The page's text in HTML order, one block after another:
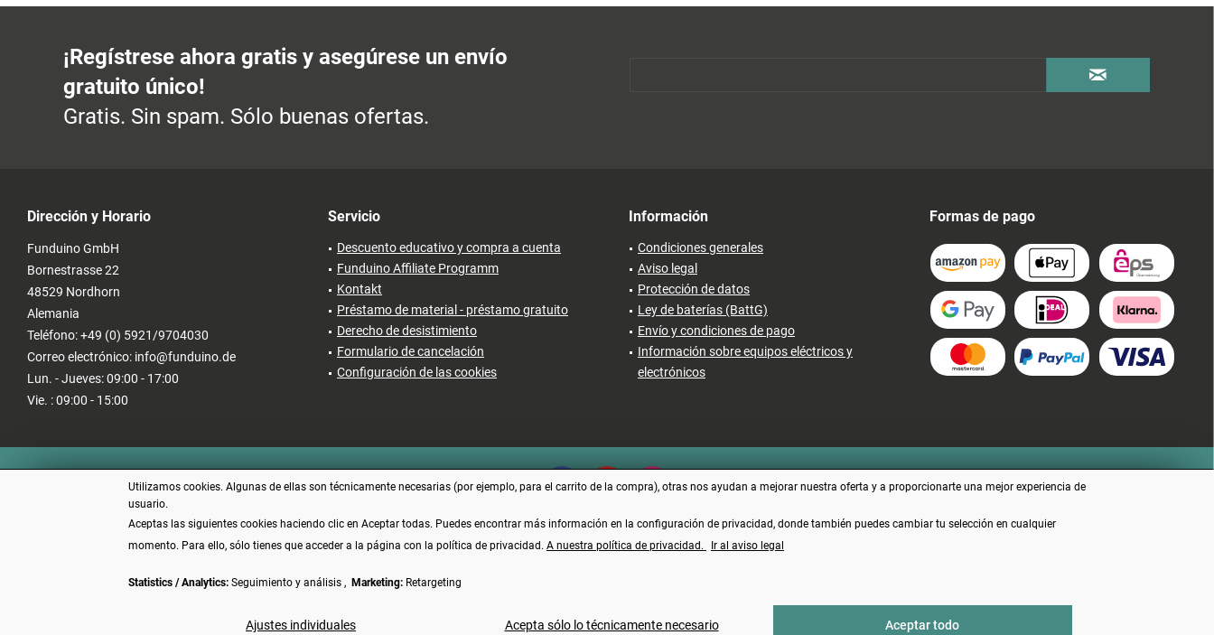
¡Regístrese ahora gratis y asegúrese un envío
gratuito único!
Gratis. Sin spam. Sólo buenas ofertas.
Dirección y Horario
Funduino GmbH
Bornestrasse 22
48529 Nordhorn
Alemania
Teléfono: +49 (0) 5921/9704030
Correo electrónico: info@funduino.de
Lun. - Jueves: 09:00 - 17:00
Vie. : 09:00 - 15:00
Servicio
Descuento educativo y compra a cuenta
Funduino Affiliate Programm
Kontakt
Préstamo de material - préstamo gratuito
Derecho de desistimiento
Formulario de cancelación
Configuración de las cookies
Información
Condiciones generales
Aviso legal
Protección de datos
Ley de baterías (BattG)
Envío y condiciones de pago
Información sobre equipos eléctricos y
electrónicos
Formas de pago
* Todos los precios incluyen el IVA más los
Utilizamos cookies. Algunas de ellas son técnicamente necesarias (por ejemplo, para el carrito de la compra), otras nos ayudan a mejorar nuestra oferta y a proporcionarte una mejor experiencia de
usuario.
Aceptas las siguientes cookies haciendo clic en Aceptar todas. Puedes encontrar más información en la configuración de privacidad, donde también puedes cambiar tu selección en cualquier
momento. Para ello, sólo tienes que acceder a la página con la política de privacidad. A nuestra política de privacidad. Ir al aviso legal
Statistics / Analytics: Seguimiento y análisis , Marketing: Retargeting
Ajustes individuales Acepta sólo lo técnicamente necesario Aceptar todo